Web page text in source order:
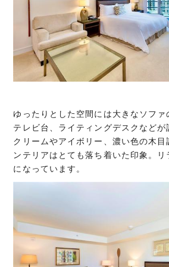
ゆったりとした空間には大きなソフ
テレビ台、ライティングデスクなどが
クリームやアイボリー、濃い色の木目
ンテリアはとても落ち着いた印象。リ
になっています。